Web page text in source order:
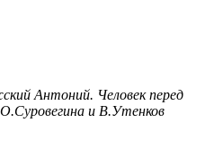
Антоний. Человек перед
и В.Утенков